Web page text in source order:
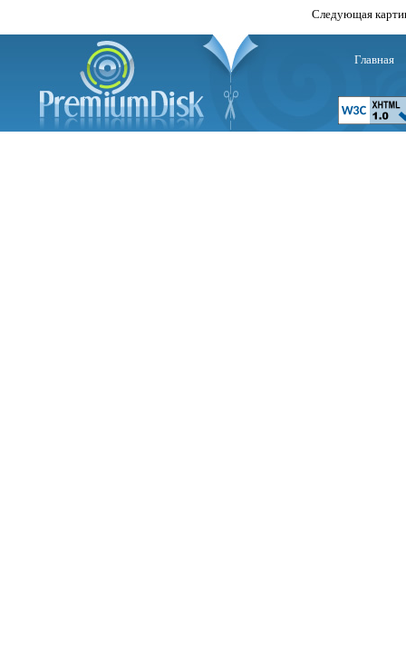
Следующая
Главная